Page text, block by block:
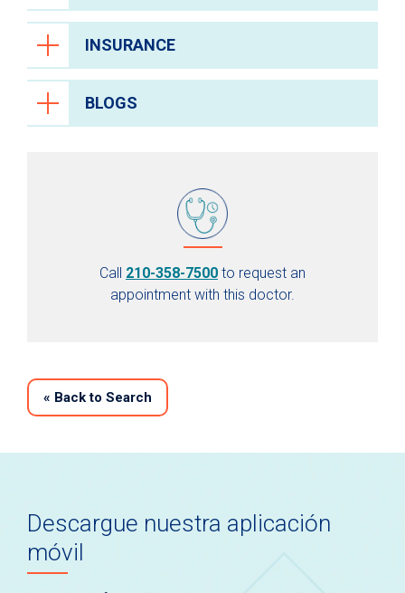
INSURANCE
BLOGS
Call 210-358-7500 to request an
appointment with this doctor.
« Back to Search
Descargue nuestra aplicación
móvil